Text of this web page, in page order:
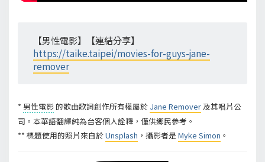
【男性電影】【連結分享】
https://taike.taipei/movies-for-guys-jane-
remover
* 男性電影的歌曲歌詞創作所有權屬於 Jane Remover及其唱片公
司。本華語翻譯純為台客個人詮釋，僅供鄉民參考。
** 標題使用的照片來自於Unsplash ，攝影者是 Myke Simon 。